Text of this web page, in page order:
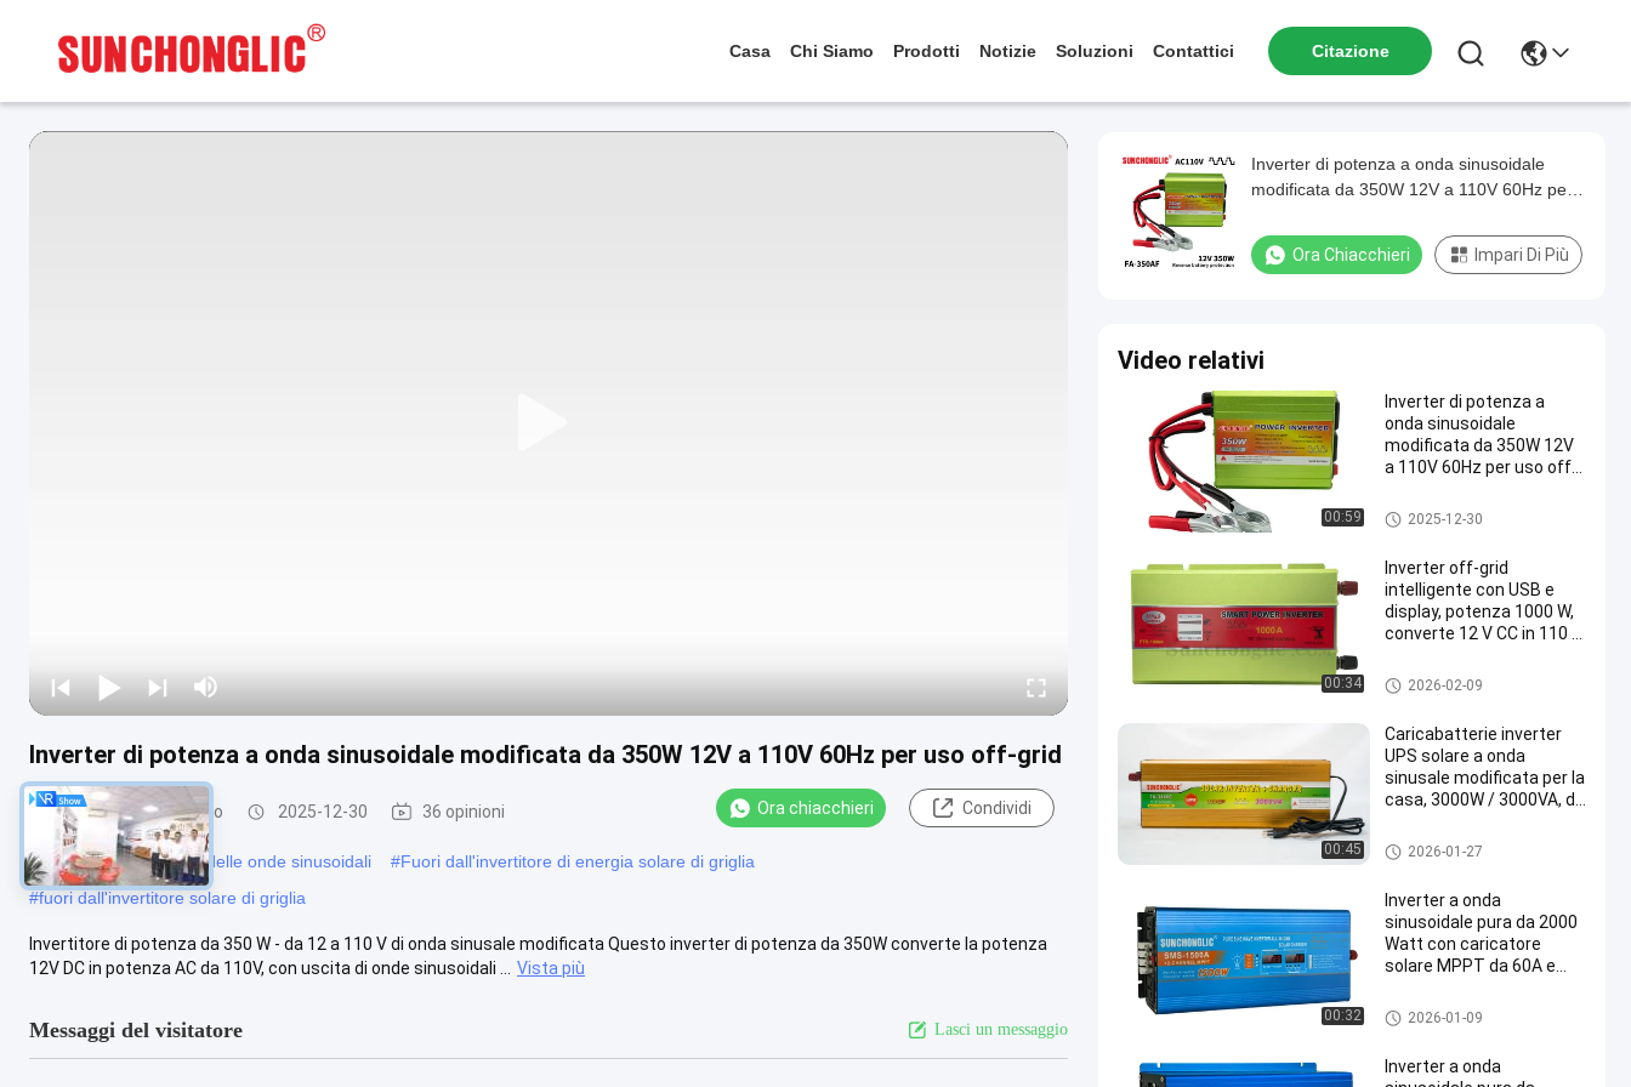
Casa Chi Siamo Prodotti Notizie Soluzioni Contattici Citazione
Inverter di potenza a onda sinusoidale modificata da 350W 12V a 110V 60Hz per uso off-grid
Invertitore modificato 2025-12-30 36 opinioni Ora chiacchieri Condividi
#Invertitore di potenza delle onde sinusoidali #Fuori dall'invertitore di energia solare di griglia
#fuori dall'invertitore solare di griglia
Invertitore di potenza da 350 W - da 12 a 110 V di onda sinusale modificata Questo inverter di potenza da 350W converte la potenza
12V DC in potenza AC da 110V, con uscita di onde sinusoidali ...
Vista più
Messaggi del visitatore Lasci un messaggio
Inverter di potenza a onda sinusoidale
modificata da 350W 12V a 110V 60Hz per
Ora Chiacchieri Impari Di Più
Video relativi
00:59
Inverter di potenza a
onda sinusoidale
modificata da 350W 12V
a 110V 60Hz per uso off-
Invertitore modificato
2025-12-30
00:34
Inverter off-grid
intelligente con USB e
display, potenza 1000 W,
converte 12 V CC in 110 V
sinusoidale modificata
Invertitore modificato
2026-02-09
00:45
Caricabatterie inverter
UPS solare a onda
sinusale modificata per la
casa, 3000W / 3000VA, da
alimentazione continua
durante gli interruzioni
Invertitore del caricabatterie U
PS
2026-01-27
00:32
Inverter a onda
sinusoidale pura da 2000
Watt con caricatore
solare MPPT da 60A e
applicazioni ad alta
potenza
Invertitore di onde sinusoidali
puro
2026-01-09
Inverter a onda